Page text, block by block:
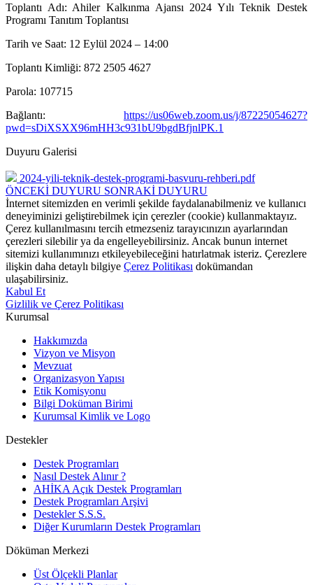
Toplantı Adı: Ahiler Kalkınma Ajansı 2024 Yılı Teknik Destek
Programı Tanıtım Toplantısı
Tarih ve Saat: 12 Eylül 2024 – 14:00
Toplantı Kimliği: 872 2505 4627
Parola: 107715
Bağlantı: https://us06web.zoom.us/j/87225054627?
pwd=sDiXSXX96mHH3c931bU9bgdBfjnlPK.1
Duyuru Galerisi
2024-yili-teknik-destek-programi-basvuru-rehberi.pdf
ÖNCEKİ DUYURU SONRAKİ DUYURU
İnternet sitemizden en verimli şekilde faydalanabilmeniz ve kullanıcı
deneyiminizi geliştirebilmek için çerezler (cookie) kullanmaktayız.
Çerez kullanılmasını tercih etmezseniz tarayıcınızın ayarlarından
çerezleri silebilir ya da engelleyebilirsiniz. Ancak bunun internet
sitemizi kullanımınızı etkileyebileceğini hatırlatmak isteriz. Çerezlere
ilişkin daha detaylı bilgiye Çerez Politikası dokümandan
ulaşabilirsiniz.
Kabul Et
Gizlilik ve Çerez Politikası
Kurumsal
Hakkımızda
Vizyon ve Misyon
Mevzuat
Organizasyon Yapısı
Etik Komisyonu
Bilgi Doküman Birimi
Kurumsal Kimlik ve Logo
Destekler
Destek Programları
Nasıl Destek Alınır ?
AHİKA Açık Destek Programları
Destek Programları Arşivi
Destekler S.S.S.
Diğer Kurumların Destek Programları
Döküman Merkezi
Üst Ölçekli Planlar